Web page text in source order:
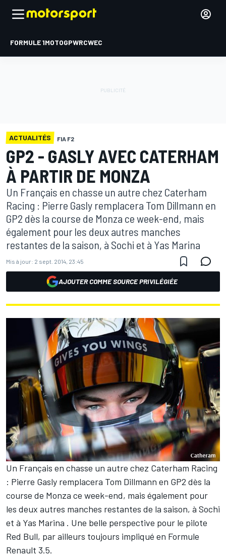
FORMULE 1MOTOGPWRCWEC
ACTUALITÉS FIA F2
GP2 - GASLY AVEC CATERHAM
À PARTIR DE MONZA
Un Français en chasse un autre chez Caterham
Racing : Pierre Gasly remplacera Tom Dillmann en
GP2 dès la course de Monza ce week-end, mais
également pour les deux autres manches
restantes de la saison, à Sochi et à Yas Marina
Mis à jour: 2 sept. 2014, 23:45
AJOUTER COMME SOURCE PRIVILÉGIÉE
Un Français en chasse un autre chez Caterham Racing
: Pierre Gasly remplacera Tom Dillmann en GP2 dès la
course de Monza ce week-end, mais également pour
les deux autres manches restantes de la saison, à Sochi
et à Yas Marina . Une belle perspective pour le pilote
Red Bull, par ailleurs toujours impliqué en Formule
Renault 3.5.